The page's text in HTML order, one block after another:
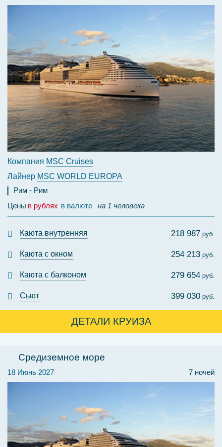
Компания MSC Cruises
Лайнер MSC WORLD EUROPA
Рим
Рим
Цены в рублях в валюте на 1 человека
Каюта внутренняя 218 987 руб.
Каюта с окном 254 213 руб.
Каюта с балконом 279 654 руб.
Сьют 399 030 руб.
ДЕТАЛИ КРУИЗА
Средиземное море
7 ночей
18 Июнь 2027